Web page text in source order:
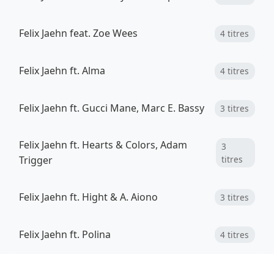
Felix Jaehn feat. Zoe Wees 4 titres
Felix Jaehn ft. Alma 4 titres
Felix Jaehn ft. Gucci Mane, Marc E. Bassy 3 titres
Felix Jaehn ft. Hearts & Colors, Adam
Trigger
3
titres
Felix Jaehn ft. Hight & A. Aiono 3 titres
Felix Jaehn ft. Polina 4 titres